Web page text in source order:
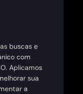
buscas e
com
Aplicamos
sua
a